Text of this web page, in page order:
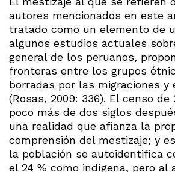
autores mencionados en este
tratado como un elemento de
algunos estudios actuales
general de los peruanos,
fronteras entre los grupos
borradas por las migraciones y
(Rosas, 2009: 336). El censo de
poco más de dos siglos
una realidad que afianza la
comprensión del mestizaje; y
la población se autoidentifica
el 24 % como indígena, pero al